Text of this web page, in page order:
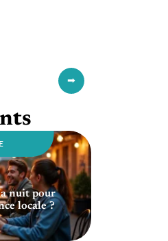
nuit pour
locale ?